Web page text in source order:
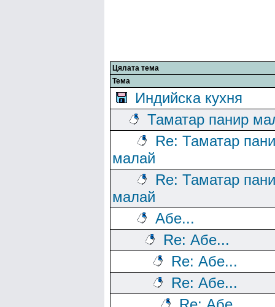
Цялата тема
Тема
Индийска кухня
Таматар панир
Re: Таматар
малай
Re: Таматар
малай
Абе...
Re: Абе...
Re: Абе...
Re: Абе...